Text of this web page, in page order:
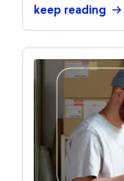
keep reading